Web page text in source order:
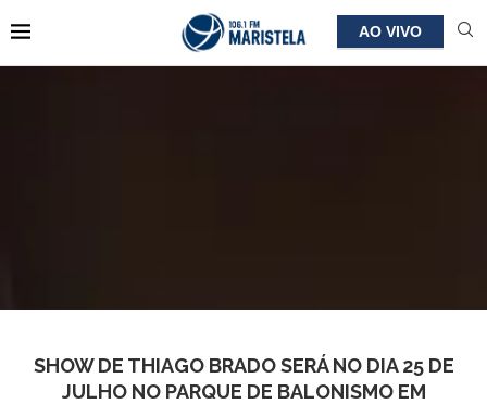
AO VIVO
SHOW DE THIAGO BRADO SERÁ NO DIA 25 DE
JULHO NO PARQUE DE BALONISMO EM